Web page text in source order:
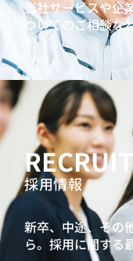
当社サービスや企
ついてのご相談な
採用情報
新卒、中途、その
ら。採用に関する